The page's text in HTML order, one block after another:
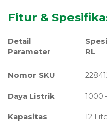
Fitur &
Detail
Parameter
RL
Nomor SKU
Daya Listrik 1000
Kapasitas
12